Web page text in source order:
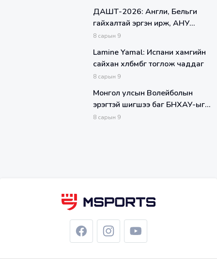
ДАШТ-2026: Англи, Бельги
гайхалтай эргэн ирж, АНУ
шөвгийн 16-д шалгарлаа
8 сарын 9
Lamine Yamal: Испани хамгийн
сайхан хөлбөмбөг тоглож чаддаг
8 сарын 9
Монгол улсын Волейболын
эрэгтэй шигшээ баг БНХАУ-ыг
зорилоо
8 сарын 9